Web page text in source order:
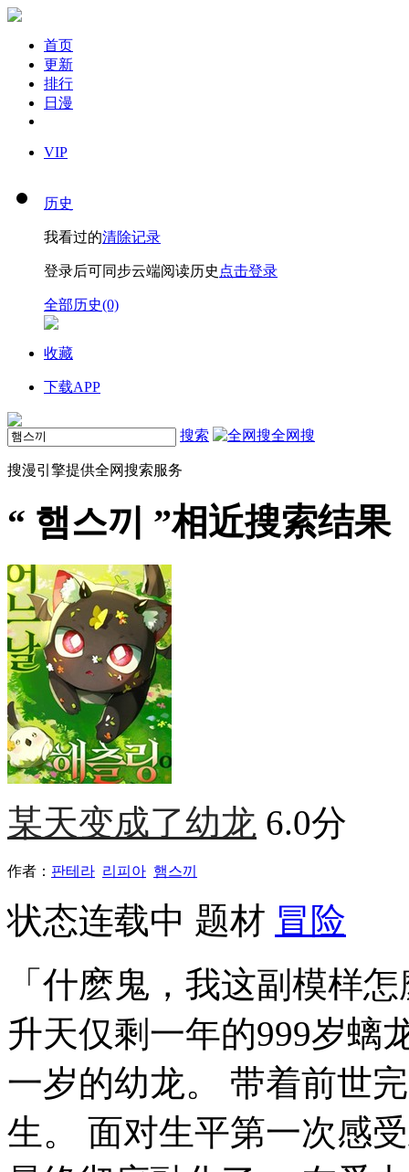
首页
更新
排行
日漫
VIP
历史
我看过的清除记录
登录后可同步云端阅读历史 点击登录
全部历史(0)
收藏
下载APP
搜索 全网搜
搜漫引擎提供全网搜索服务
“ 햄스끼 ”相近搜索结果
某天变成了幼龙 6.0分
作者： 판테라 리피아 햄스끼
状态连载中 题材 冒险
「什麽鬼，我这副模样
升天仅剩一年的999岁螭
一岁的幼龙。 带着前世
生。 面对生平第一次感